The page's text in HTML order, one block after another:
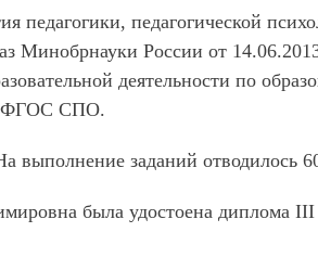
педагогики, педагогической
Минобрнауки России от
деятельности по
ФГОС СПО.
заданий отводилось
была удостоена диплома III